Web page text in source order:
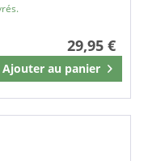
29,95 €
Ajouter au panier
Mémoriser